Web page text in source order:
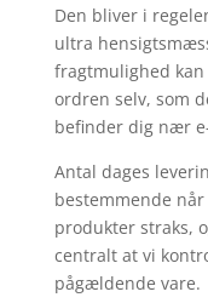
Den bliver i
ultra
fragtmulighed
ordren selv, som
befinder dig nær
Antal dages
bestemmende
produkter straks,
centralt at vi
pågældende vare.